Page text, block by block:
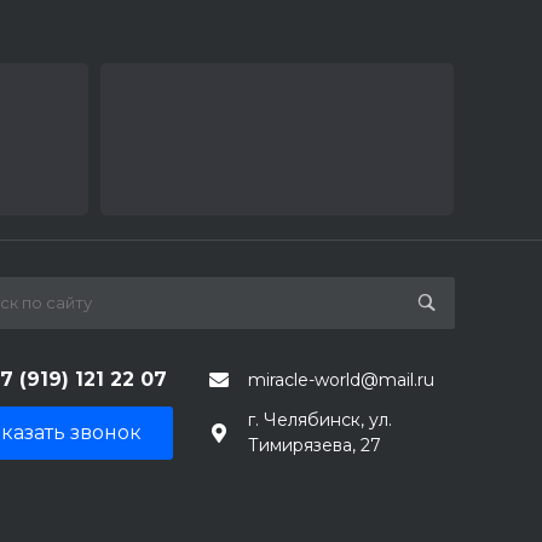
(919) 121 22 07 miracle-world@mail.ru
звонок
г. Челябинск, ул.
Тимирязева, 27